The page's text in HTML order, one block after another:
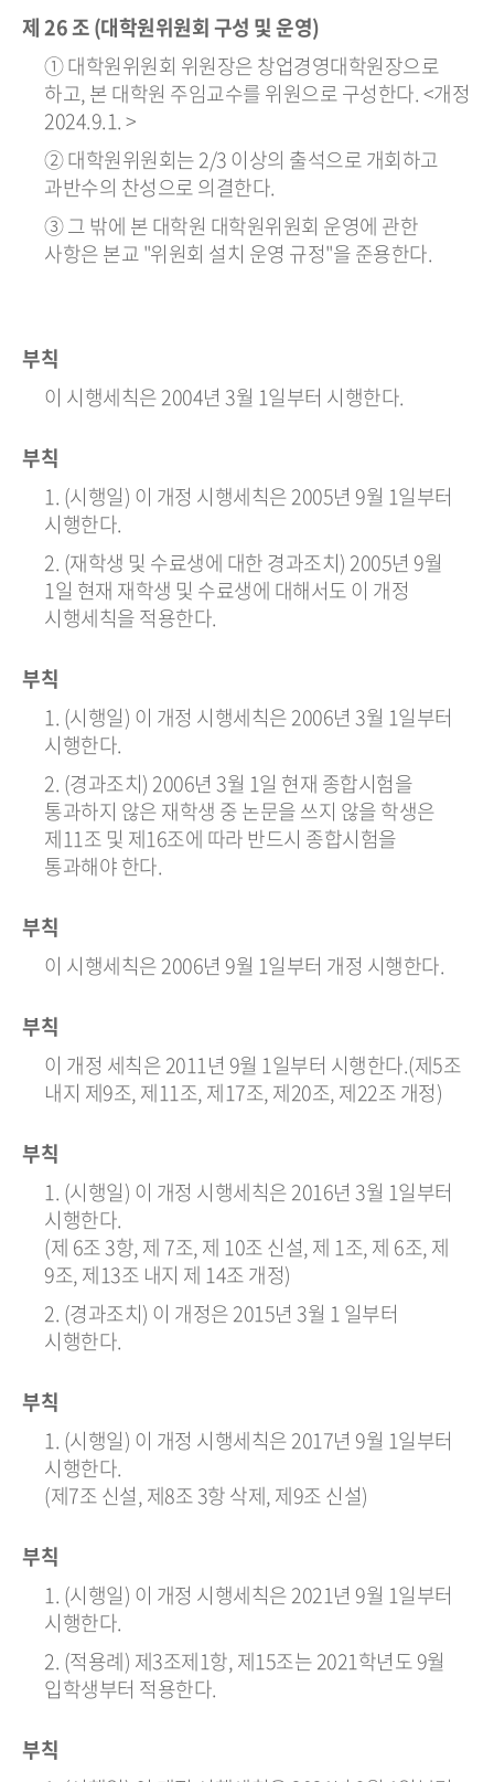
제 26 조 (대학원위원회 구성 및 운영)
① 대학원위원회 위원장은 창업경영대학원장으로
하고, 본 대학원 주임교수를 위원으로 구성한다. <개정
2024.9.1. >
② 대학원위원회는 2/3 이상의 출석으로 개회하고
과반수의 찬성으로 의결한다.
③ 그 밖에 본 대학원 대학원위원회 운영에 관한
사항은 본교 "위원회 설치 운영 규정"을 준용한다.
부칙
이 시행세칙은 2004년 3월 1일부터 시행한다.
부칙
1. (시행일) 이 개정 시행세칙은 2005년 9월 1일부터
시행한다.
2. (재학생 및 수료생에 대한 경과조치) 2005년 9월
1일 현재 재학생 및 수료생에 대해서도 이 개정
시행세칙을 적용한다.
부칙
1. (시행일) 이 개정 시행세칙은 2006년 3월 1일부터
시행한다.
2. (경과조치) 2006년 3월 1일 현재 종합시험을
통과하지 않은 재학생 중 논문을 쓰지 않을 학생은
제11조 및 제16조에 따라 반드시 종합시험을
통과해야 한다.
부칙
이 시행세칙은 2006년 9월 1일부터 개정 시행한다.
부칙
이 개정 세칙은 2011년 9월 1일부터 시행한다.(제5조
내지 제9조, 제11조, 제17조, 제20조, 제22조 개정)
부칙
1. (시행일) 이 개정 시행세칙은 2016년 3월 1일부터
시행한다.
(제 6조 3항, 제 7조, 제 10조 신설, 제 1조, 제 6조, 제
9조, 제13조 내지 제 14조 개정)
2. (경과조치) 이 개정은 2015년 3월 1 일부터
시행한다.
부칙
1. (시행일) 이 개정 시행세칙은 2017년 9월 1일부터
시행한다.
(제7조 신설, 제8조 3항 삭제, 제9조 신설)
부칙
1. (시행일) 이 개정 시행세칙은 2021년 9월 1일부터
시행한다.
2. (적용례) 제3조제1항, 제15조는 2021학년도 9월
입학생부터 적용한다.
부칙